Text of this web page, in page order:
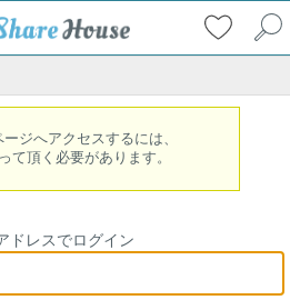
ジへアクセスするには、
て頂く必要があります。
ドレスでログイン